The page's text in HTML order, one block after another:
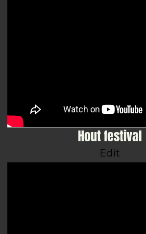
Hout festival
Edit